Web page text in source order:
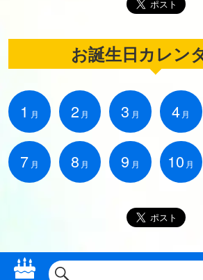
お誕生日カレン
1 月 2 月 3 月 4 月
7 月 8 月 9 月 10 月